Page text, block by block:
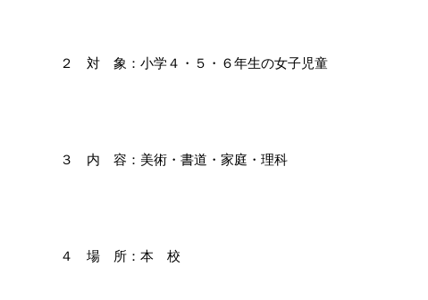
２ 対 象：小学４・５・６年生の女子児童
３ 内 容：美術・書道・家庭・理科
４ 場 所：本 校